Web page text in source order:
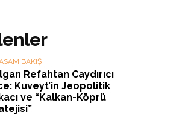
BAKIŞ
Refahtan Caydırıcı
Kuveyt’in Jeopolitik
ve “Kalkan-Köprü